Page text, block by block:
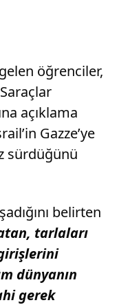
öğrenciler,
açıklama
Gazze’ye
sürdüğünü
belirten
tarlaları
dünyanın
gerek